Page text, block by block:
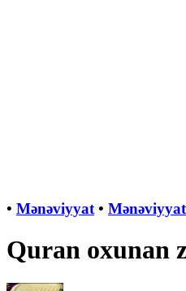
• Mənəviyyat • Mənəviyyat
Quran oxunan